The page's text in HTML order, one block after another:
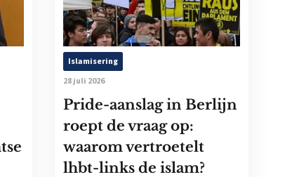
Islamisering
28 juli 2026
Pride-aanslag in Berlijn
roept de vraag op:
waarom vertroetelt
lhbt-links de islam?